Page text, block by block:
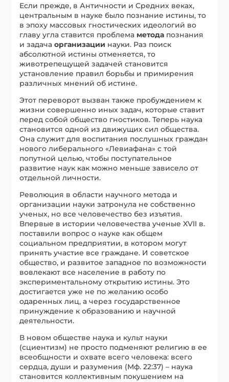
Если прежде, в Античности и Средних веках,
центральным в науке было познание истины, то
в эпоху массовых гностических идеологий во
главу угла ставится проблема метода познания
и задачаорганизации науки. Раз поиск
абсолютной истины отменяется, то
животрепещущей задачей становится
установление правил борьбы и примирения
различных мнений об истине.
Этот переворот вызван также пробуждением к
жизни совершенно иных задач, которые ставит
перед собой общество гностиков. Теперь наука
становится одной из движущих сил общества.
Она служит для воспитания послушных граждан
нового либерального «Левиафана» с той
попутной целью, чтобы поступательное
развитие наук как можно меньше зависело от
отдельной личности.
Революция в области научного метода и
организации науки затронула не собственно
ученых, но все человечество без изъятия.
Впервые в истории человечества ученые XVII в.
поставили вопрос о науке как общем
социальном предприятии, в котором могут
принять участие все граждане. И советское
общество, и развитое западное по возможности
вовлекают все население в работу по
экспериментальному открытию истины. Это
достигается уже не по желанию особо
одаренных лиц, а через государственное
принуждение к образованию и научной
деятельности.
В новом обществе наука и культ науки
(сциентизм) не просто подменяют религию в ее
всеобщности и охвате всего человека: всего
сердца, души и разумения (Мф. 22:37) – наука
становится коллективным покушением на